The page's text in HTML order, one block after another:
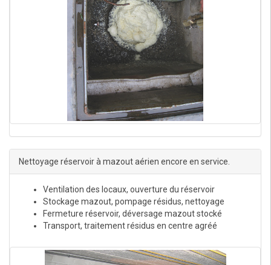
Nettoyage réservoir à mazout aérien encore en service.
Ventilation des locaux, ouverture du réservoir
Stockage mazout, pompage résidus, nettoyage
Fermeture réservoir, déversage mazout stocké
Transport, traitement résidus en centre agréé